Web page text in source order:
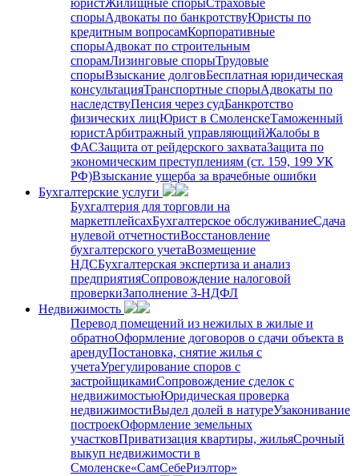
юристЖилищные спорыСтраховые
спорыАдвокаты по банкротствуЮристы по
кредитным вопросамКорпоративные
спорыАдвокат по строительным
спорамЛизинговые спорыТрудовые
спорыВзыскание долговБесплатная юридическая
консультацияТранспортные спорыАдвокаты по
наследствуПенсия через судБанкротство
физических лицЮрист в СмоленскеТаможенный
юристАрбитражный управляющийЖалобы в
ФАСЗащита от рейдерского захватаЗащита по
экономическим преступлениям (ст. 159, 199 УК
РФ)Взыскание ущерба за врачебные ошибки
Бухгалтерские услуги
Бухгалтерия для торговли на
маркетплейсахБухгалтерское обслуживаниеСдача
нулевой отчетностиВосстановление
бухгалтерского учетаВозмещение
НДСБухгалтерская экспертиза и анализ
предприятияСопровождение налоговой
проверкиЗаполнение 3-НДФЛ
Недвижимость
Перевод помещений из нежилых в жилые и
обратноОформление договоров о сдачи объекта в
арендуПостановка, снятие жилья с
учетаУрегулирование споров с
застройщикамиСопровождение сделок с
недвижимостьюЮридическая проверка
недвижимостиВыдел долей в натуреУзаконивание
построекОформление земельных
участковПриватизация квартиры, жильяСрочный
выкуп недвижимости в
Cмоленске«СамСебеРиэлтор»